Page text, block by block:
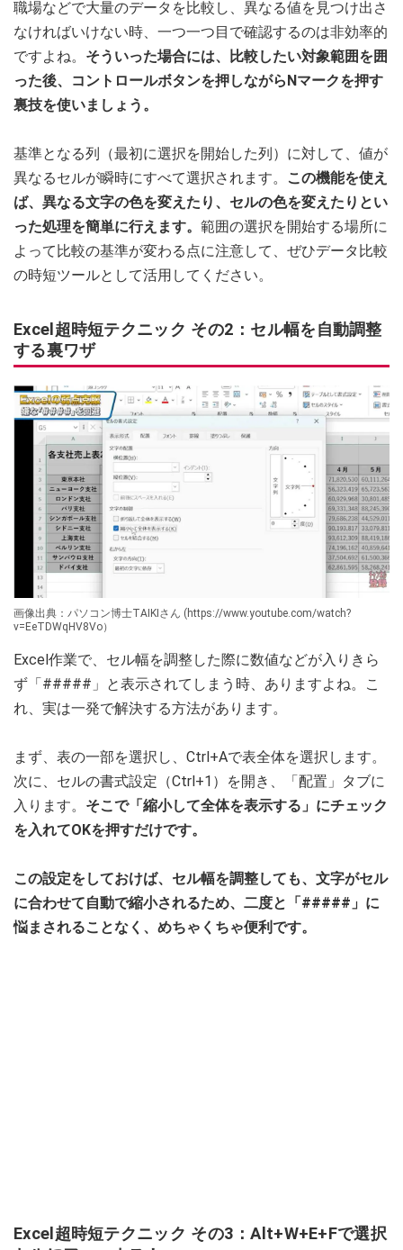
職場などで大量のデータを比較し、異なる値を見つけ出さ
なければいけない時、一つ一つ目で確認するのは非効率的
ですよね。 そういった場合には、比較したい対象範囲を囲
った後、コントロールボタンを押しながらNマークを押す
裏技を使いましょう。
基準となる列（最初に選択を開始した列）に対して、値が
異なるセルが瞬時にすべて選択されます。
この機能を使え
ば、異なる文字の色を変えたり、セルの色を変えたりとい
った処理を簡単に行えます。 範囲の選択を開始する場所に
よって比較の基準が変わる点に注意して、ぜひデータ比較
の時短ツールとして活用してください。
Excel超時短テクニック その2：セル幅を自動調整
する裏ワザ
画像出典：パソコン博士TAIKIさん (https://www.youtube.com/watch?
v=EeTDWqHV8Vo）
Excel作業で、セル幅を調整した際に数値などが入りきら
ず「#####」と表示されてしまう時、ありますよね。こ
れ、実は一発で解決する方法があります。
まず、表の一部を選択し、Ctrl+Aで表全体を選択します。
次に、セルの書式設定（Ctrl+1）を開き、「配置」タブに
入ります。 そこで「縮小して全体を表示する」にチェック
を入れてOKを押すだけです。
この設定をしておけば、セル幅を調整しても、文字がセル
に合わせて自動で縮小されるため、二度と「#####」に
悩まされることなく、めちゃくちゃ便利です。
Excel超時短テクニック その3：Alt+W+E+Fで選択